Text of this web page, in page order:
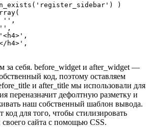
)
'',
'',
h4>',
за себя. before_widget и after_widget —
код, поэтому оставляем
и after_title мы использовали для
переназначит дефолтную разметку и
наш собственный шаблон вывода.
код для того, чтобы стилизировать
сайта с помощью CSS.